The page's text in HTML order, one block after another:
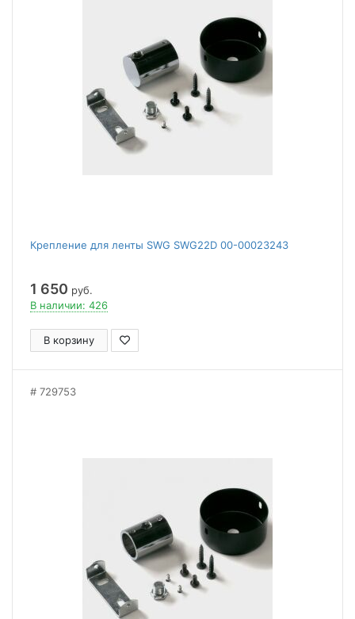
Крепление для ленты SWG SWG22D 00-00023243
1 650 руб.
В наличии: 426
В корзину
729753